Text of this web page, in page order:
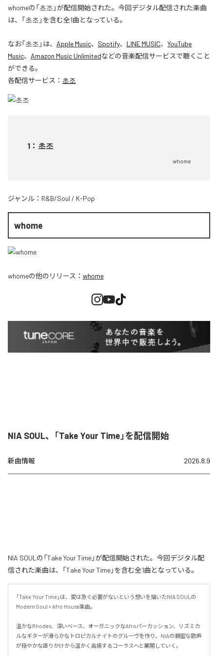
whomeの「초조」が配信開始された。今回デジタル配信された楽曲
は、「초조」を含む全1曲となっている。
なお「초조 」は、 Apple Music、 Spotify、 LINE MUSIC、 YouTube
Music、 Amazon Music Unlimitedなどの音楽配信サービスで聴くこと
ができる。
各配信サービス： 초조
1 ： 초조
whome
ジャンル： R&B/Soul / K-Pop
whome
whomeの他のリリース： whome
NIA SOUL、「Take Your Time」を配信開始
新曲情報 2026.8.9
NIA SOULの「Take Your Time」が配信開始された。今回デジタル配
信された楽曲は、「Take Your Time」を含む全1曲となっている。
「Take Your Time」は、愛は急ぐ必要がないという想いを描いたNIA SOULの
Modern Soul × Afro House楽曲。
温かなRhodes、深いベース、オーガニックなAfroパーカッション、リズミカ
ルなギターが滑らかなトロピカルナイトのグルーヴを作り、NIAの親密な歌声
が穏やかな語りかけから温かく高揚するコーラスへと展開していく。